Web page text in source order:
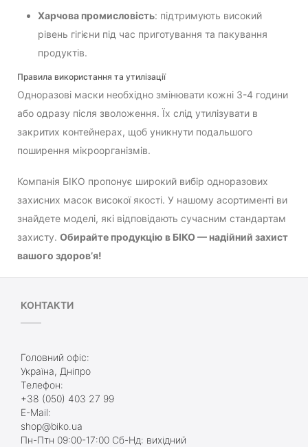
Харчова промисловість: підтримують високий
рівень гігієни під час приготування та пакування
продуктів.
Правила використання та утилізації
Одноразові маски необхідно змінювати кожні 3-4 години
або одразу після зволоження. Їх слід утилізувати в
закритих контейнерах, щоб уникнути подальшого
поширення мікроорганізмів.
Компанія БІКО пропонує широкий вибір одноразових
захисних масок високої якості. У нашому асортименті ви
знайдете моделі, які відповідають сучасним стандартам
захисту. Обирайте продукцію в БІКО — надійний захист
вашого здоров’я!
КОНТАКТИ
Головний офіс:
Україна, Дніпро
Телефон:
+38 (050) 403 27 99
E-Mail:
shop@biko.ua
Пн-Птн 09:00-17:00 Сб-Нд: вихідний